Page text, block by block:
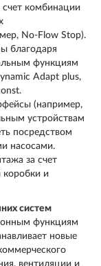
счет комбинации
No-Flow Stop).
благодаря
функциям
Adapt plus,
(например,
устройствам
посредством
насосами.
за счет
коробки и
систем
функциям
новые